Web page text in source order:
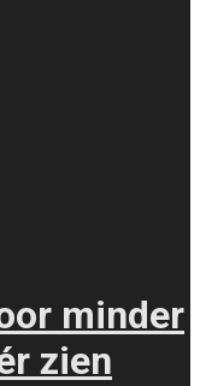
minder
zien